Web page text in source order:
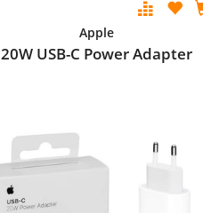
Apple
20W USB-C Power Adapter